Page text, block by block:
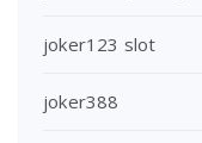
joker123 slot
joker388